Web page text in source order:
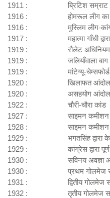
1911 : ब्रिटिश सम्राट का
1916 : होमरूल लीग का
1916 : मुस्लिम लीग-कांग्रेस
1917 : महात्मा गाँधी द्वारा
1919 : रौलेट अधिनियम
1919 : जलियाँवाला बाग
1919 : मांटेग्यू-चेम्सफोर्ड
1920 : खिलाफत
1920 : असहयोग
1922 : चौरी-चौरा कांड
1927 : साइमन कमीशन की
1928 : साइमन कमीशन का
1929 : भगतसिंह द्वारा
1929 : कांग्रेस द्वारा पूर्ण
1930 : सविनय अवज्ञा
1930 : प्रथम गोलमेज
1931 : द्वितीय गोलमेज
1932 : तृतीय गोलमेज